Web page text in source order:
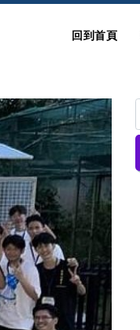
回到首頁